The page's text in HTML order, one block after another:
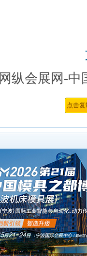
网纵会展网-中